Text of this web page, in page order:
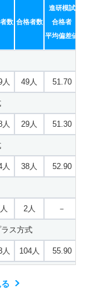
－
科型
0人 －
62人 －
願
2人 －
願
11人 －
人 34人 49.70
18人 47.10
24人 44.70
ス方式
科型
科型
44人
科型
テ 前期５教科型
後期２教科型
3人 －
後期３教科型
3人 －
後期５教科型
3人 －
制推薦専願
9人 －
制推薦併願
7人 －
制併願女子枠
数 合格者数
進研模試
合格者
平均偏差値
人 49人 51.70
人 29人 51.30
人 38人 52.90
2人 －
ス方式
人 104人 55.90